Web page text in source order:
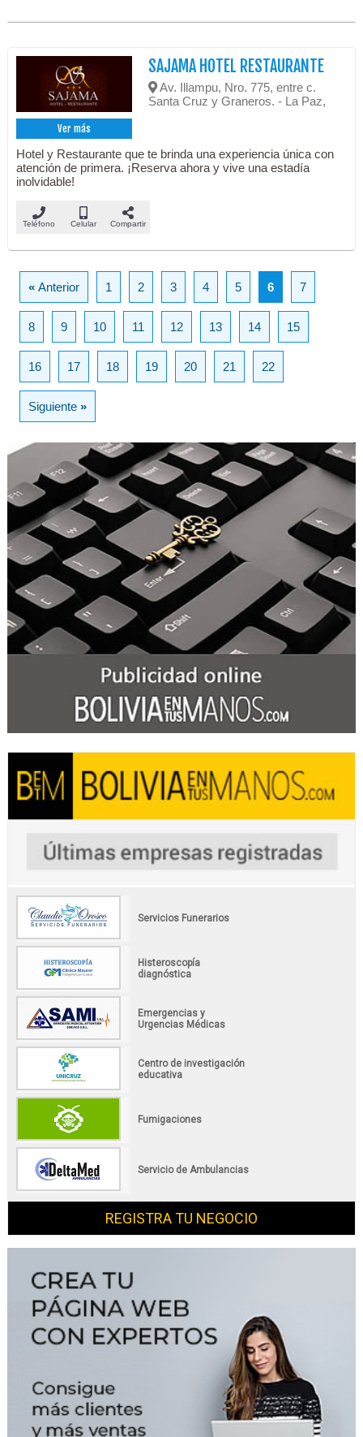
Ver más
SAJAMA HOTEL RESTAURANTE
Av. Illampu, Nro. 775, entre c.
Santa Cruz y Graneros. - La Paz,
Hotel y Restaurante que te brinda una experiencia única con
atención de primera. ¡Reserva ahora y vive una estadía
inolvidable!
Teléfono Celular Compartir
«Anterior 1 2 3 4 5 6 7
8 9 10 11 12 13 14 15
16 17 18 19 20 21 22
Siguiente»
Servicios Funerarios
Histeroscopía
diagnóstica
Emergencias y
Urgencias Médicas
Centro de investigación
educativa
Fumigaciones
Servicio de Ambulancias
REGISTRA TU NEGOCIO